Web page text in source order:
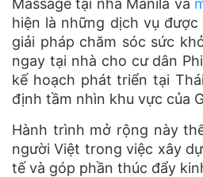
Massage tại nhà Manila và
hiện là những dịch vụ
giải pháp chăm sóc sức
ngay tại nhà cho cư dân
kế hoạch phát triển tại
định tầm nhìn khu vực của
Hành trình mở rộng này
người Việt trong việc xây
tế và góp phần thúc đẩy